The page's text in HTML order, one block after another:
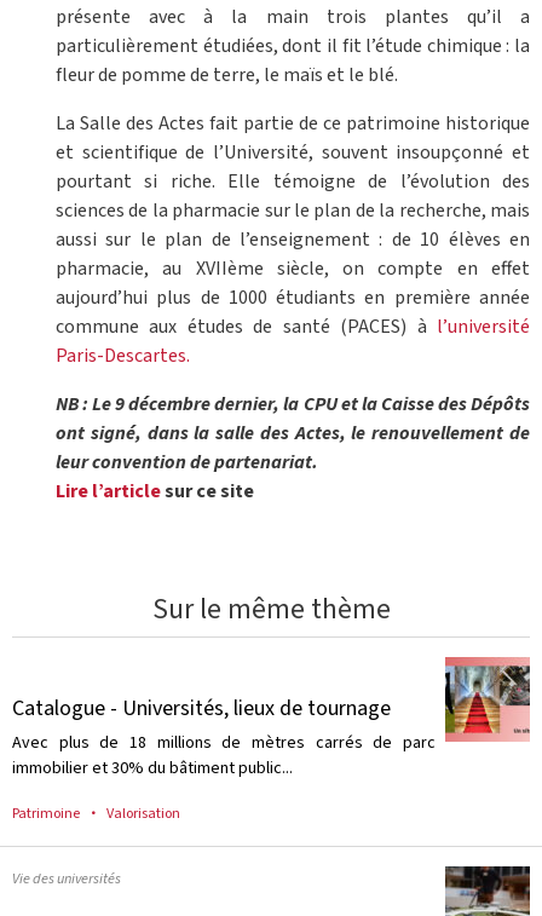
présente avec à la main trois plantes qu’il a
particulièrement étudiées, dont il fit l’étude chimique : la
fleur de pomme de terre, le maïs et le blé.
La Salle des Actes fait partie de ce patrimoine historique
et scientifique de l’Université, souvent insoupçonné et
pourtant si riche. Elle témoigne de l’évolution des
sciences de la pharmacie sur le plan de la recherche, mais
aussi sur le plan de l’enseignement : de 10 élèves en
pharmacie, au XVIIème siècle, on compte en effet
aujourd’hui plus de 1000 étudiants en première année
commune aux études de santé (PACES) à l’université
Paris-Descartes.
NB : Le 9 décembre dernier, la CPU et la Caisse des Dépôts
ont signé, dans la salle des Actes, le renouvellement de
leur convention de partenariat.
Lire l’articlesur ce site
Sur le même thème
Catalogue - Universités, lieux de tournage
Avec plus de 18 millions de mètres carrés de parc
immobilier et 30% du bâtiment public...
Patrimoine Valorisation
Vie des universités